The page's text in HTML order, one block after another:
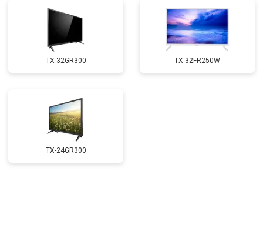
TX-32GR300 TX-32FR250W
TX-24GR300